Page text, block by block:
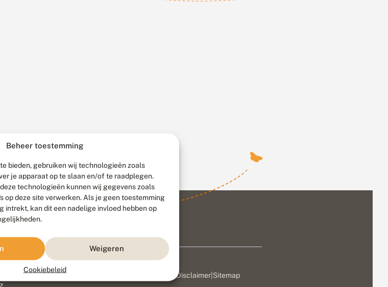
Beheer toestemming
bieden, gebruiken wij technologieën zoals
je apparaat op te slaan en/of te raadplegen.
technologieën kunnen wij gegevens zoals
op deze site verwerken. Als je geen toestemming
intrekt, kan dit een nadelige invloed hebben op
Weigeren
Cookiebeleid
Go2People, ontworpen door Disclaimer Sitemap